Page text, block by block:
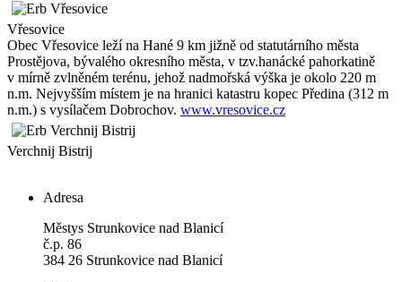
Vřesovice
Obec Vřesovice leží na Hané 9 km jižně od statutárního města
Prostějova, bývalého okresního města, v tzv.hanácké pahorkatině
v mírně zvlněném terénu, jehož nadmořská výška je okolo 220 m
n.m. Nejvyšším místem je na hranici katastru kopec Předina (312 m
n.m.) s vysílačem Dobrochov. www.vresovice.cz
Verchnij Bistrij
Adresa
Městys Strunkovice nad Blanicí
č.p. 86
384 26 Strunkovice nad Blanicí